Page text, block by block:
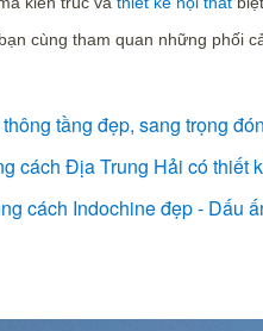
cùng tham quan những phối
tầng đẹp, sang trọng
cách Địa Trung Hải có thiết
cách Indochine đẹp - Dấu